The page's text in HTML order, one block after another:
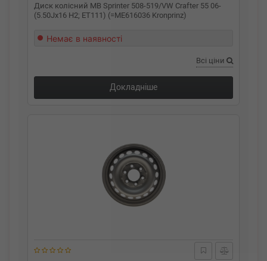
Диск колісний MB Sprinter 508-519/VW Crafter 55 06-
(5.50Jx16 H2; ET111) (=ME616036 Kronprinz)
Немає в наявності
Всі ціни
Докладніше